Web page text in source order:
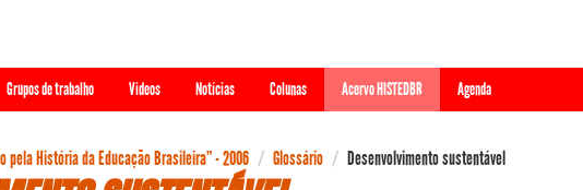
Grupos de trabalho Videos Notícias Colunas Acervo HISTEDBR Agenda
pela História da Educação Brasileira” - 2006 Glossário Desenvolvimento sustentável